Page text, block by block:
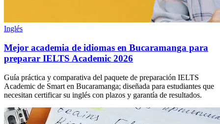
Inglés
Mejor academia de idiomas en Bucaramanga para
preparar IELTS Academic 2026
Guía práctica y comparativa del paquete de preparación IELTS
Academic de Smart en Bucaramanga; diseñada para estudiantes que
necesitan certificar su inglés con plazos y garantía de resultados.